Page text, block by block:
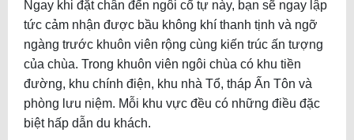
Ngay khi đặt chân đến ngôi cổ tự này, bạn sẽ ngay lập
tức cảm nhận được bầu không khí thanh tịnh và ngỡ
ngàng trước khuôn viên rộng cùng kiến trúc ấn tượng
của chùa. Trong khuôn viên ngôi chùa có khu tiền
đường, khu chính điện, khu nhà Tổ, tháp Ấn Tôn và
phòng lưu niệm. Mỗi khu vực đều có những điều đặc
biệt hấp dẫn du khách.